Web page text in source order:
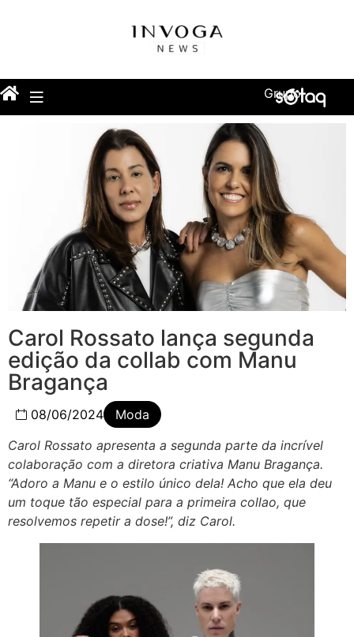
Grupo
Carol Rossato lança segunda
edição da collab com Manu
Bragança
08/06/2024
Moda
Carol Rossato apresenta a segunda parte da incrível
colaboração com a diretora criativa Manu Bragança.
“Adoro a Manu e o estilo único dela! Acho que ela deu
um toque tão especial para a primeira collao, que
resolvemos repetir a dose!”, diz Carol.